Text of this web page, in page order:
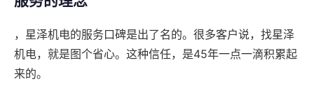
，星泽机电的服务口碑是出了名的。很多客户说，找星泽
机电，就是图个省心。这种信任，是45年一点一滴积累起
来的。